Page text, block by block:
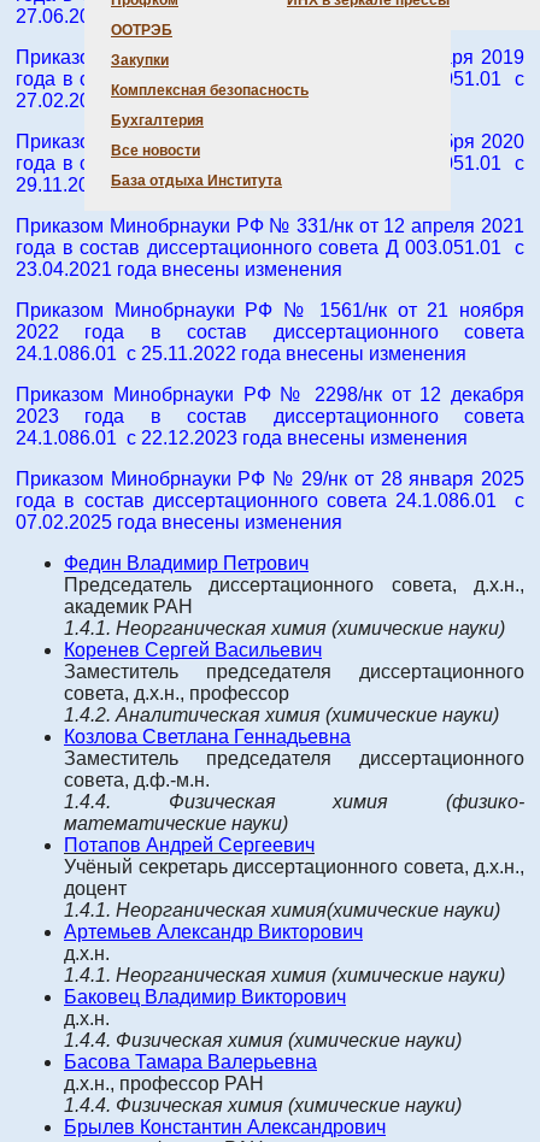
ООТРЭБ
Закупки
Комплексная безопасность
Бухгалтерия
Все новости
База отдыха Института
27.06.2016 года внесены изменения.
Приказом Минобрнауки РФ № 37/нк от 30 января 2019
года в состав диссертационного совета Д 003.051.01 с
27.02.2019 года внесены изменения
Приказом Минобрнауки РФ № 692/нк от 18 ноября 2020
года в состав диссертационного совета Д 003.051.01 с
29.11.2020 года внесены изменения
Приказом Минобрнауки РФ № 331/нк от 12 апреля 2021
года в состав диссертационного совета Д 003.051.01 с
23.04.2021 года внесены изменения
Приказом Минобрнауки РФ № 1561/нк от 21 ноября
2022 года в состав диссертационного совета
24.1.086.01 с 25.11.2022 года внесены изменения
Приказом Минобрнауки РФ № 2298/нк от 12 декабря
2023 года в состав диссертационного совета
24.1.086.01 с 22.12.2023 года внесены изменения
Приказом Минобрнауки РФ № 29/нк от 28 января 2025
года в состав диссертационного совета 24.1.086.01 с
07.02.2025 года внесены изменения
Федин Владимир Петрович
Председатель диссертационного совета, д.х.н.,
академик РАН
1.4.1. Неорганическая химия (химические науки)
Коренев Сергей Васильевич
Заместитель председателя диссертационного
совета, д.х.н., профессор
1.4.2. Аналитическая химия (химические науки)
Козлова Светлана Геннадьевна
Заместитель председателя диссертационного
совета, д.ф.-м.н.
1.4.4. Физическая химия (физико-
математические науки)
Потапов Андрей Сергеевич
Учёный секретарь диссертационного совета, д.х.н.,
доцент
1.4.1. Неорганическая химия(химические науки)
Артемьев Александр Викторович
д.х.н.
1.4.1. Неорганическая химия (химические науки)
Баковец Владимир Викторович
д.х.н.
1.4.4. Физическая химия (химические науки)
Басова Тамара Валерьевна
д.х.н., профессор РАН
1.4.4. Физическая химия (химические науки)
Брылев Константин Александрович